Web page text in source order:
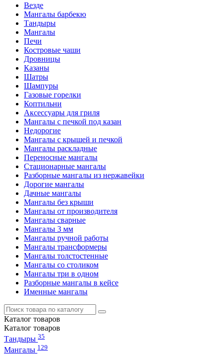
Везде
Мангалы барбекю
Тандыры
Мангалы
Печи
Костровые чаши
Дровницы
Казаны
Шатры
Шампуры
Газовые горелки
Коптильни
Аксессуары для гриля
Мангалы с печкой под казан
Недорогие
Мангалы с крышей и печкой
Мангалы раскладные
Переносные мангалы
Стационарные мангалы
Разборные мангалы из нержавейки
Дорогие мангалы
Дачные мангалы
Мангалы без крыши
Мангалы от производителя
Мангалы сварные
Мангалы 3 мм
Мангалы ручной работы
Мангалы трансформеры
Мангалы толстостенные
Мангалы со столиком
Мангалы три в одном
Разборные мангалы в кейсе
Именные мангалы
Каталог товаров
Каталог товаров
Тандыры 35
Мангалы 129